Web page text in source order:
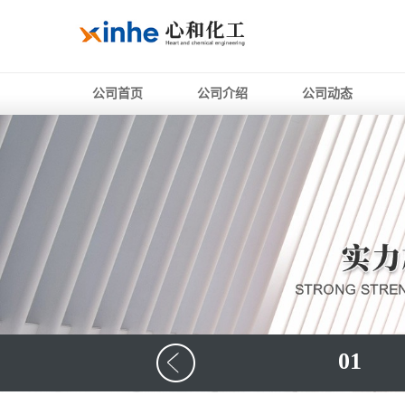
公司首页 公司介绍 公司动态
01